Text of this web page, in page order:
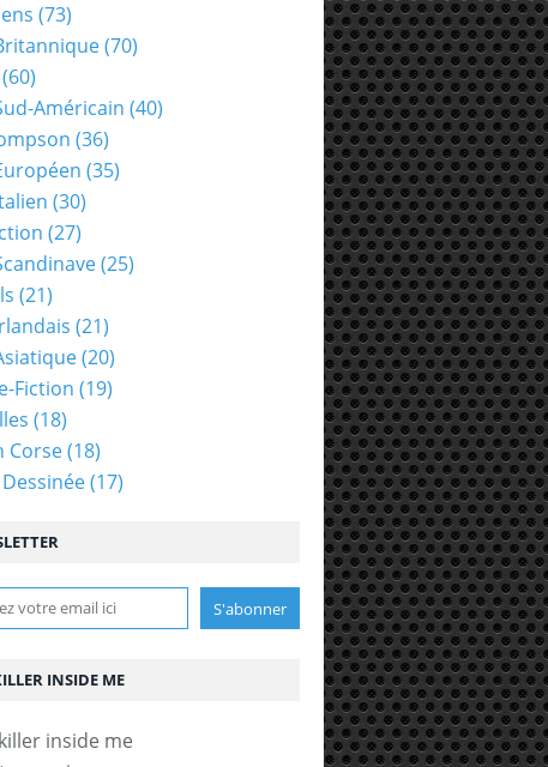
INSIDE ME
(73)
(70)
(60)
Américain (40)
(36)
(35)
(30)
(27)
(25)
(21)
(21)
(20)
Fiction (19)
(18)
Corse(18)
(17)